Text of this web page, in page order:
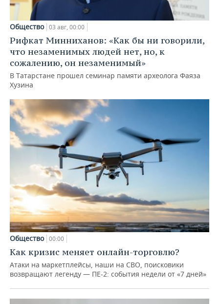
Общество 03 авг, 00:00
Рифкат Минниханов: «Как бы ни говорили,
что незаменимых людей нет, но, к
сожалению, он незаменимый»
В Татарстане прошел семинар памяти археолога Фаяза
Хузина
Общество 00:00
Как кризис меняет онлайн-торговлю?
Атаки на маркетплейсы, наши на СВО, поисковики
возвращают легенду — ПЕ-2: события недели от «7 дней»